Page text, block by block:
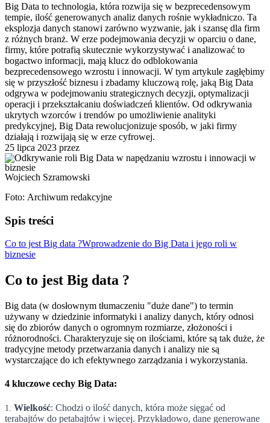
Big Data to technologia, która rozwija się w bezprecedensowym
tempie, ilość generowanych analiz danych rośnie wykładniczo. Ta
eksplozja danych stanowi zarówno wyzwanie, jak i szansę dla firm
z różnych branż. W erze podejmowania decyzji w oparciu o dane,
firmy, które potrafią skutecznie wykorzystywać i analizować to
bogactwo informacji, mają klucz do odblokowania
bezprecedensowego wzrostu i innowacji. W tym artykule zagłębimy
się w przyszłość biznesu i zbadamy kluczową rolę, jaką Big Data
odgrywa w podejmowaniu strategicznych decyzji, optymalizacji
operacji i przekształcaniu doświadczeń klientów. Od odkrywania
ukrytych wzorców i trendów po umożliwienie analityki
predykcyjnej, Big Data rewolucjonizuje sposób, w jaki firmy
działają i rozwijają się w erze cyfrowej.
25 lipca 2023 przez
Wojciech Szramowski
Foto: Archiwum redakcyjne
Spis treści
Co to jest Big data ?Wprowadzenie do Big Data i jego roli w
biznesie
Co to jest Big data ?
Big data (w dosłownym tłumaczeniu "duże dane") to termin
używany w dziedzinie informatyki i analizy danych, który odnosi
się do zbiorów danych o ogromnym rozmiarze, złożoności i
różnorodności. Charakteryzuje się on ilościami, które są tak duże, że
tradycyjne metody przetwarzania danych i analizy nie są
wystarczające do ich efektywnego zarządzania i wykorzystania.
4 kluczowe cechy Big Data:
1. Wielkość: Chodzi o ilość danych, która może sięgać od
terabajtów do petabajtów i więcej. Przykładowo, dane generowane